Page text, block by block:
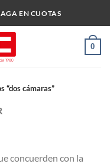
EN CUOTAS
0
“dos cámaras”
concuerden con la